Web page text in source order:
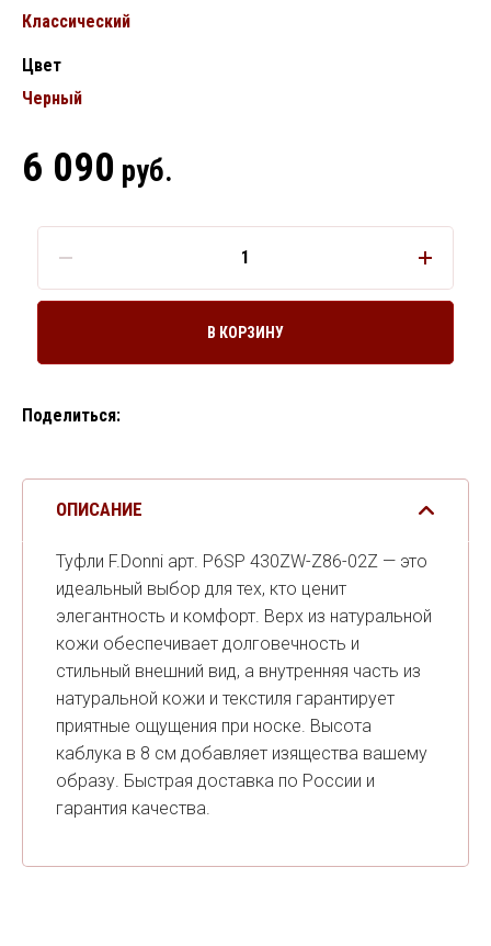
ОПИСАНИЕ
Туфли F.Donni арт. P6SP 430ZW-Z86-02Z — это
идеальный выбор для тех, кто ценит
элегантность и комфорт. Верх из натуральной
кожи обеспечивает долговечность и
стильный внешний вид, а внутренняя часть из
натуральной кожи и текстиля гарантирует
приятные ощущения при носке. Высота
каблука в 8 см добавляет изящества вашему
образу. Быстрая доставка по России и
гарантия качества.
Классический
Цвет
Черный
6 090 руб.
В КОРЗИНУ
Поделиться: